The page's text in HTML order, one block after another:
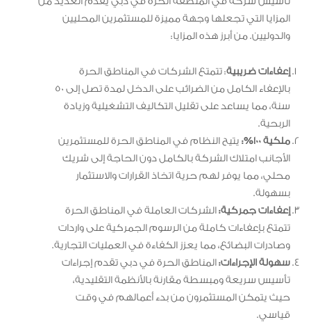
المزايا التي تجعلها وجهة مميزة للمستثمرين المحليين
والدوليين. من أبرز هذه المزايا:
إعفاءات ضريبية: تتمتع الشركات في المناطق الحرة
بالإعفاء الكامل من الضرائب على الدخل لمدة تصل إلى 50
سنة، مما يساعد على تقليل التكاليف التشغيلية وزيادة
الربحية.
ملكية 100%:
يتيح النظام في المناطق الحرة للمستثمرين
الأجانب امتلاك الشركة بالكامل دون الحاجة إلى شريك
محلي، مما يوفر لهم حرية اتخاذ القرارات والاستثمار
بسهولة.
إعفاءات جمركية:الشركات العاملة في المناطق الحرة
تتمتع بإعفاءات كاملة من الرسوم الجمركية على واردات
وصادرات البضائع، مما يعزز الكفاءة في العمليات التجارية.
سهولة الإجراءات:المناطق الحرة في دبي تقدم إجراءات
تأسيس سريعة ومبسطة مقارنة بالأنظمة التقليدية،
حيث يتمكن المستثمرون من بدء أعمالهم في وقت
قياسي.